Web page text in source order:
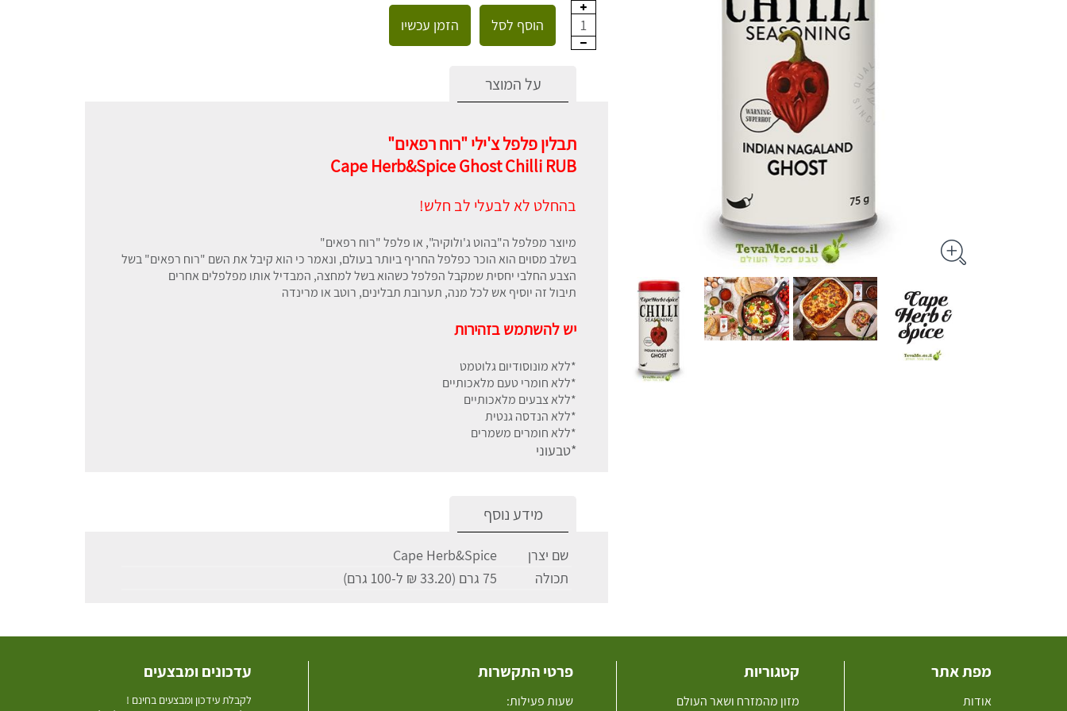
1 הוסף לסל הזמן עכשיו
על המוצר
תבלין פלפל צ'ילי "רוח רפאים"
Cape Herb&Spice Ghost Chilli RUB
בהחלט לא לבעלי לב חלש!
מיוצר מפלפל ה"בהוט ג'ולוקיה", או פלפל "רוח רפאים"
בשלב מסוים הוא הוכר כפלפל החריף ביותר בעולם, ונאמר כי הוא קיבל את השם "רוח רפאים" בשל
הצבע החלבי יחסית שמקבל הפלפל כשהוא בשל למחצה, המבדיל אותו מפלפלים אחרים
תיבול זה יוסיף אש לכל מנה, תערובת תבלינים, רוטב או מרינדה
יש להשתמש בזהירות
*ללא מונוסודיום גלוטמט
*ללא חומרי טעם מלאכותיים
*ללא צבעים מלאכותיים
*ללא הנדסה גנטית
*ללא חומרים משמרים
*טבעוני
מידע נוסף
שם יצרן
Cape Herb&Spice
תכולה
75 גרם (33.20 ₪ ל-100 גרם)
מפת אתר
אודות
קטגוריות
מזון מהמזרח ושאר העולם
פרטי התקשרות
שעות פעילות:
עדכונים ומבצעים
לקבלת עידכון ומבצעים בחינם !